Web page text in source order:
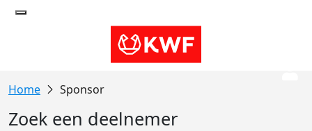
Sponsor
Zoek een deelnemer